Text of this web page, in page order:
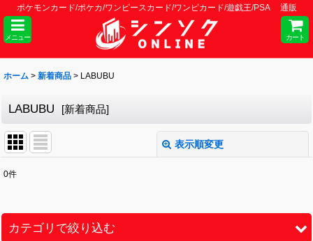
ポケモンカード/ポケカ/ワンピースカード/ワンピカード/遊戯王/PSA 通販
メニュー カート
ホーム > 新着商品 > LABUBU
LABUBU [新着商品]
表示順変更
表示数
0件
カテゴリで絞り込む